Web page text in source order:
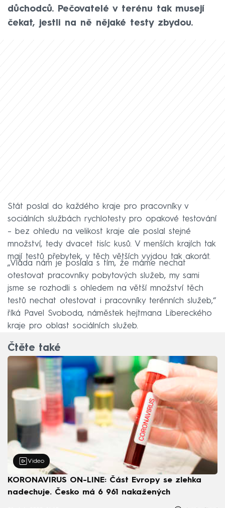
důchodců. Pečovatelé v terénu tak musejí
čekat, jestli na ně nějaké testy zbydou.
Stát poslal do každého kraje pro pracovníky v
sociálních službách rychlotesty pro opakové testování
– bez ohledu na velikost kraje ale poslal stejné
množství, tedy dvacet tisíc kusů. V menších krajích tak
mají testů přebytek, v těch větších vyjdou tak akorát.
„Vláda nám je poslala s tím, že máme nechat
otestovat pracovníky pobytových služeb, my sami
jsme se rozhodli s ohledem na větší množství těch
testů nechat otestovat i pracovníky terénních služeb,“
říká Pavel Svoboda, náměstek hejtmana Libereckého
kraje pro oblast sociálních služeb.
Čtěte také
Video
KORONAVIRUS ON-LINE: Část Evropy se zlehka
nadechuje. Česko má 6 961 nakažených